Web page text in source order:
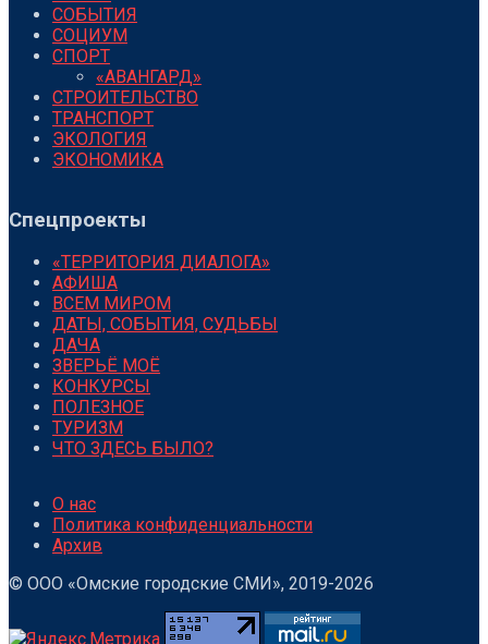
СОБЫТИЯ
СОЦИУМ
СПОРТ
«АВАНГАРД»
СТРОИТЕЛЬСТВО
ТРАНСПОРТ
ЭКОЛОГИЯ
ЭКОНОМИКА
Спецпроекты
«ТЕРРИТОРИЯ ДИАЛОГА»
АФИША
ВСЕМ МИРОМ
ДАТЫ, СОБЫТИЯ, СУДЬБЫ
ДАЧА
ЗВЕРЬЁ МОЁ
КОНКУРСЫ
ПОЛЕЗНОЕ
ТУРИЗМ
ЧТО ЗДЕСЬ БЫЛО?
О нас
Политика конфиденциальности
Архив
© ООО «Омские городские СМИ», 2019-2026